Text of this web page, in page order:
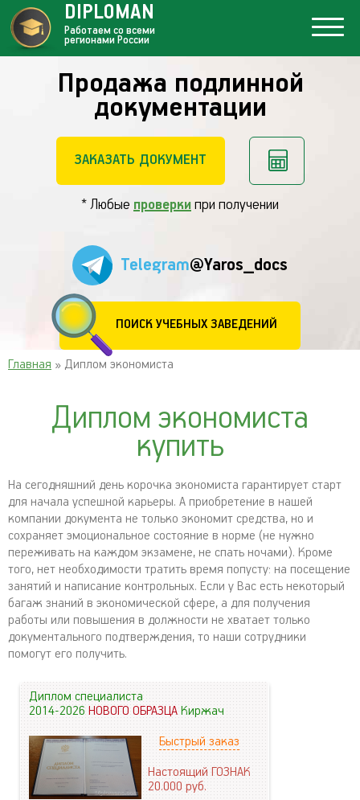
Продажа подлинной
документации
ЗАКАЗАТЬ ДОКУМЕНТ
* Любые проверки при получении
Telegram@Yaros_docs
ПОИСК УЧЕБНЫХ ЗАВЕДЕНИЙ
DIPLOMAN
Работаем со всеми
регионами России
Главная » Диплом экономиста
Диплом экономиста
купить
На сегодняшний день корочка экономиста гарантирует старт
для начала успешной карьеры. А приобретение в нашей
компании документа не только экономит средства, но и
сохраняет эмоциональное состояние в норме (не нужно
переживать на каждом экзамене, не спать ночами). Кроме
того, нет необходимости тратить время попусту: на посещение
занятий и написание контрольных. Если у Вас есть некоторый
багаж знаний в экономической сфере, а для получения
работы или повышения в должности не хватает только
документального подтверждения, то наши сотрудники
помогут его получить.
Диплом специалиста
2014-2026НОВОГО ОБРАЗЦАКиржач
Быстрый заказ
Настоящий ГОЗНАК
20.000руб.